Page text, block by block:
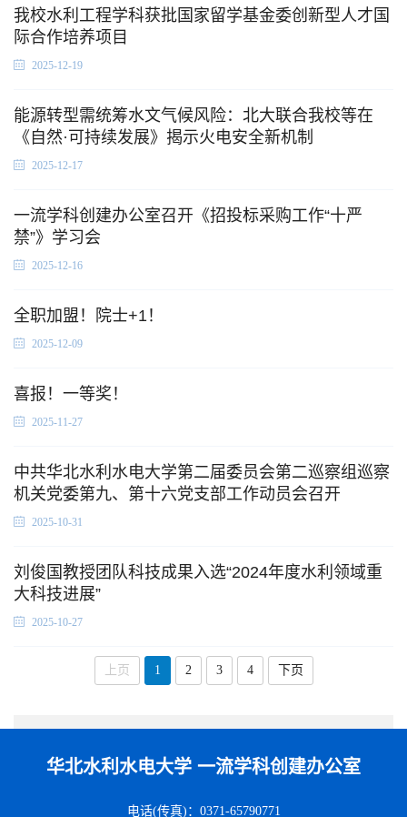
我校水利工程学科获批国家留学基金委创新型人才国
际合作培养项目
2025-12-19
能源转型需统筹水文气候风险：北大联合我校等在
《自然·可持续发展》揭示火电安全新机制
2025-12-17
一流学科创建办公室召开《招投标采购工作“十严
禁”》学习会
2025-12-16
全职加盟！院士+1！
2025-12-09
喜报！一等奖！
2025-11-27
中共华北水利水电大学第二届委员会第二巡察组巡察
机关党委第九、第十六党支部工作动员会召开
2025-10-31
刘俊国教授团队科技成果入选“2024年度水利领域重
大科技进展”
2025-10-27
上页 1 2 3 4 下页
华北水利水电大学 一流学科创建办公室
电话(传真)：0371-65790771